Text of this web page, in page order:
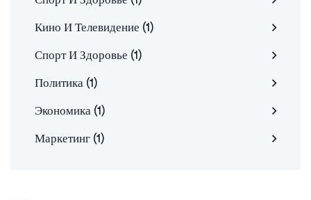
Кино И Телевидение (1)
Спорт И Здоровье (1)
Политика (1)
Экономика (1)
Маркетинг (1)